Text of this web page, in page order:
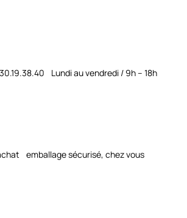
Lundi au vendredi / 9h – 18h
emballage sécurisé, chez vous